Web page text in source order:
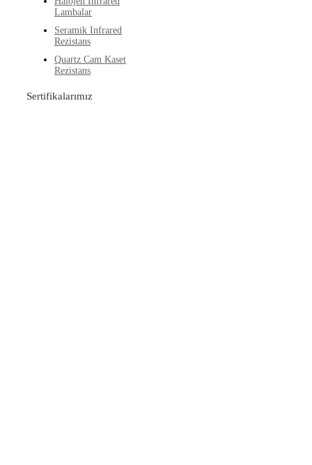
Lambalar
Seramik Infrared
Rezistans
Quartz Cam Kaset
Rezistans
Sertifikalarımız